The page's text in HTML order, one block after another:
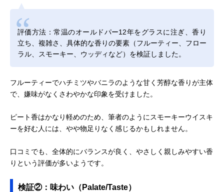
評価方法：常温のオールドパー12年をグラスに注ぎ、香り
立ち、複雑さ、具体的な香りの要素（フルーティー、フロー
ラル、スモーキー、ウッディなど）を検証しました。
フルーティーでハチミツやバニラのような甘く芳醇な香りが主体
で、嫌味がなくさわやかな印象を受けました。
ピート香はかなり軽めのため、筆者のようにスモーキーウイスキ
ーを好む人には、やや物足りなく感じるかもしれません。
口コミでも、全体的にバランスが良く、やさしく親しみやすい香
りという評価が多いようです。
検証②：味わい（Palate/Taste）